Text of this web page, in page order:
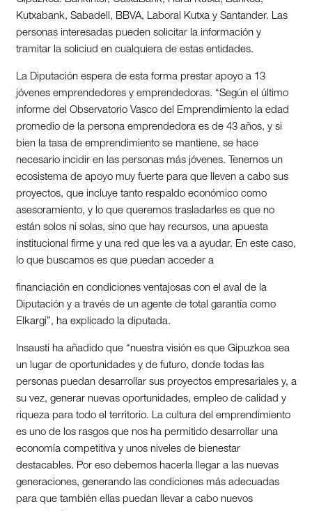
Kutxabank, Sabadell, BBVA, Laboral Kutxa y Santander. Las
personas interesadas pueden solicitar la información y
tramitar la soliciud en cualquiera de estas entidades.
La Diputación espera de esta forma prestar apoyo a 13
jóvenes emprendedores y emprendedoras. “Según el último
informe del Observatorio Vasco del Emprendimiento la edad
promedio de la persona emprendedora es de 43 años, y si
bien la tasa de emprendimiento se mantiene, se hace
necesario incidir en las personas más jóvenes. Tenemos un
ecosistema de apoyo muy fuerte para que lleven a cabo sus
proyectos, que incluye tanto respaldo económico como
asesoramiento, y lo que queremos trasladarles es que no
están solos ni solas, sino que hay recursos, una apuesta
institucional firme y una red que les va a ayudar. En este caso,
lo que buscamos es que puedan acceder a
financiación en condiciones ventajosas con el aval de la
Diputación y a través de un agente de total garantía como
Elkargi”, ha explicado la diputada.
Insausti ha añadido que “nuestra visión es que Gipuzkoa sea
un lugar de oportunidades y de futuro, donde todas las
personas puedan desarrollar sus proyectos empresariales y, a
su vez, generar nuevas oportunidades, empleo de calidad y
riqueza para todo el territorio. La cultura del emprendimiento
es uno de los rasgos que nos ha permitido desarrollar una
economía competitiva y unos niveles de bienestar
destacables. Por eso debemos hacerla llegar a las nuevas
generaciones, generando las condiciones más adecuadas
para que también ellas puedan llevar a cabo nuevos